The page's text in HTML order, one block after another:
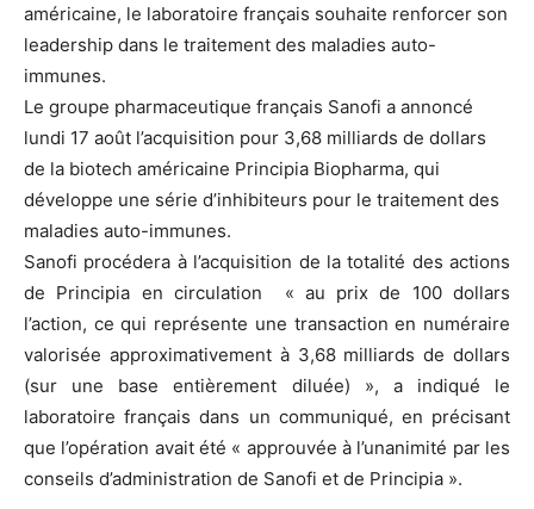
américaine, le laboratoire français souhaite renforcer son
leadership dans le traitement des maladies auto-
immunes.
Le groupe pharmaceutique français Sanofi a annoncé
lundi 17 août l’acquisition pour 3,68 milliards de dollars
de la biotech américaine Principia Biopharma, qui
développe une série d’inhibiteurs pour le traitement des
maladies auto-immunes.
Sanofi procédera à l’acquisition de la totalité des actions
de Principia en circulation « au prix de 100 dollars
l’action, ce qui représente une transaction en numéraire
valorisée approximativement à 3,68 milliards de dollars
(sur une base entièrement diluée) », a indiqué le
laboratoire français dans un communiqué, en précisant
que l’opération avait été « approuvée à l’unanimité par les
conseils d’administration de Sanofi et de Principia ».